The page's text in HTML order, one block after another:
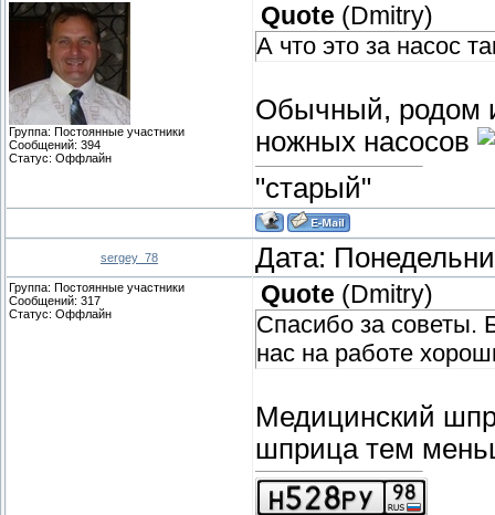
Группа: Постоянные участники
Сообщений: 394
Статус: Оффлайн
Quote (Dmitry)
А что это за насос
Обычный, родом
ножных насосов
"старый"
sergey_78 Дата:
Группа: Постоянные участники
Сообщений: 317
Статус: Оффлайн
Quote (Dmitry)
Спасибо за советы.
нас на работе
Медицинский
шприца тем